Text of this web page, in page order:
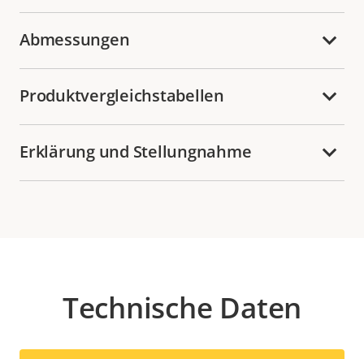
Abmessungen
Produktvergleichstabellen
Erklärung und Stellungnahme
Technische Daten